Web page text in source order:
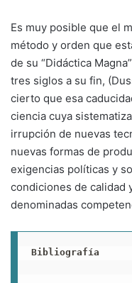
Es muy posible que el
método y orden que
de su “Didáctica
tres siglos a su fin,
cierto que esa
ciencia cuya
irrupción de nuevas
nuevas formas de
exigencias políticas y
condiciones de calidad
denominadas
Bibliografía